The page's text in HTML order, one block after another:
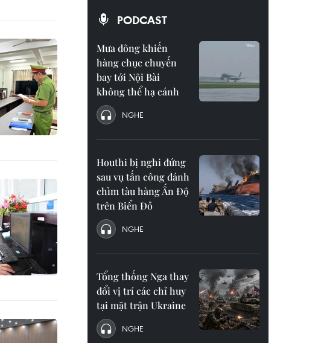
PODCAST
Mưa dông khiến
hàng chục chuyến
bay tới Nội Bài
không thể hạ cánh
NGHE
Houthi bị nghi đứng
sau vụ tấn công đánh
chìm tàu hàng Ấn Độ
trên Biển Đỏ
NGHE
Tổng thống Nga thay
đổi vị trí các chỉ huy
tại mặt trận Ukraine
NGHE